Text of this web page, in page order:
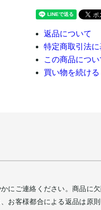
返品について
特定商取引法
この商品につ
買い物を続ける
にご連絡ください。商品に
お客様都合による返品は原則